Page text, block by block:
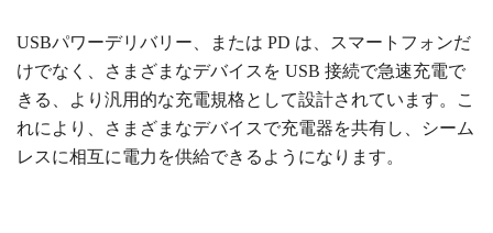
USBパワーデリバリー、または PD は、スマートフォンだ
けでなく、さまざまなデバイスを USB 接続で急速充電で
きる、より汎用的な充電規格として設計されています。こ
れにより、さまざまなデバイスで充電器を共有し、シーム
レスに相互に電力を供給できるようになります。